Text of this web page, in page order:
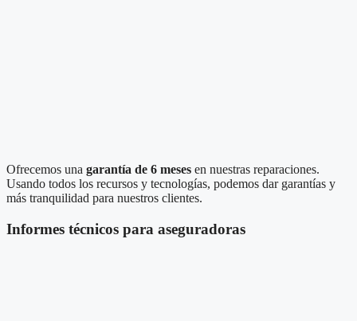
Ofrecemos una garantía de 6 meses en nuestras reparaciones.
Usando todos los recursos y tecnologías, podemos dar garantías y
más tranquilidad para nuestros clientes.
Informes técnicos para aseguradoras